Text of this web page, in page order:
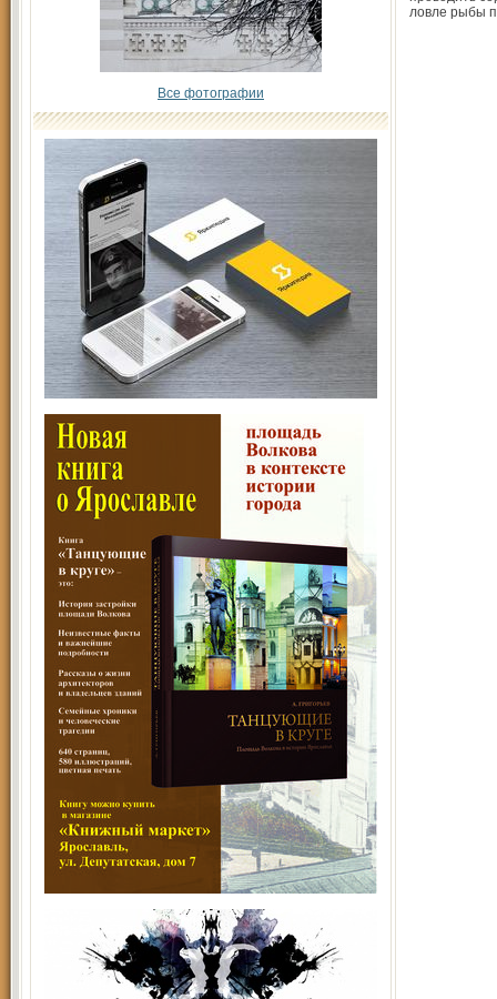
Все фотографии
ловле рыбы